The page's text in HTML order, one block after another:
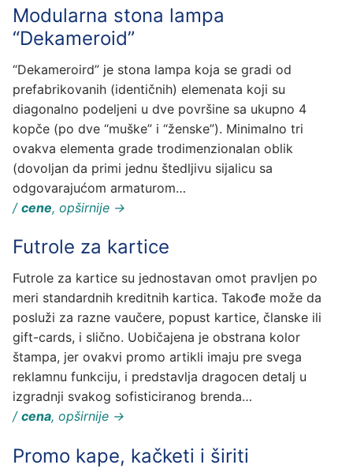
Modularna stona lampa
“Dekameroid”
“Dekameroird” je stona lampa koja se gradi od
prefabrikovanih (identičnih) elemenata koji su
diagonalno podeljeni u dve površine sa ukupno 4
kopče (po dve “muške” i “ženske”). Minimalno tri
ovakva elementa grade trodimenzionalan oblik
(dovoljan da primi jednu štedljivu sijalicu sa
odgovarajućom armaturom…
/ cene, opširnije →
Futrole za kartice
Futrole za kartice su jednostavan omot pravljen po
meri standardnih kreditnih kartica. Takođe može da
posluži za razne vaučere, popust kartice, članske ili
gift-cards, i slično. Uobičajena je obstrana kolor
štampa, jer ovakvi promo artikli imaju pre svega
reklamnu funkciju, i predstavlja dragocen detalj u
izgradnji svakog sofisticiranog brenda…
/ cena, opširnije →
Promo kape, kačketi i širiti